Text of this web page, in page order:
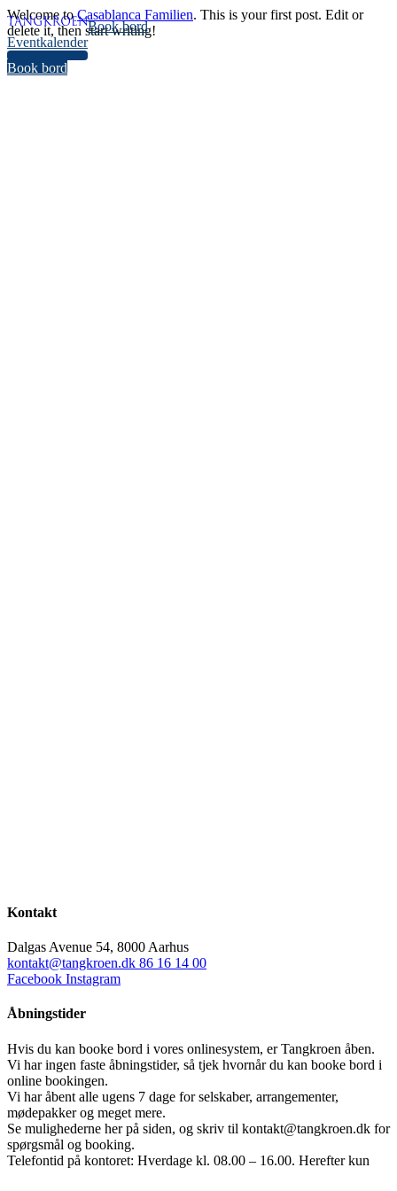
Book bord
Eventkalender
34
Book bord
Welcome toCasablanca Familien. This is your first post. Edit or
delete it, then start writing!
Kontakt
Dalgas Avenue 54, 8000 Aarhus
kontakt@tangkroen.dk 86 16 14 00
Facebook Instagram
Åbningstider
Hvis du kan booke bord i vores onlinesystem, er Tangkroen åben.
Vi har ingen faste åbningstider, så tjek hvornår du kan booke bord i
online bookingen.
Vi har åbent alle ugens 7 dage for selskaber, arrangementer,
mødepakker og meget mere.
Se mulighederne her på siden, og skriv til kontakt@tangkroen.dk for
spørgsmål og booking.
Telefontid på kontoret: Hverdage kl. 08.00 – 16.00. Herefter kun